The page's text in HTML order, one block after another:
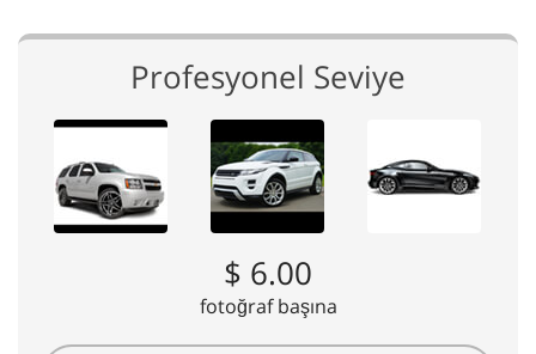
Profesyonel Seviye
$ 6.00
fotoğraf başına